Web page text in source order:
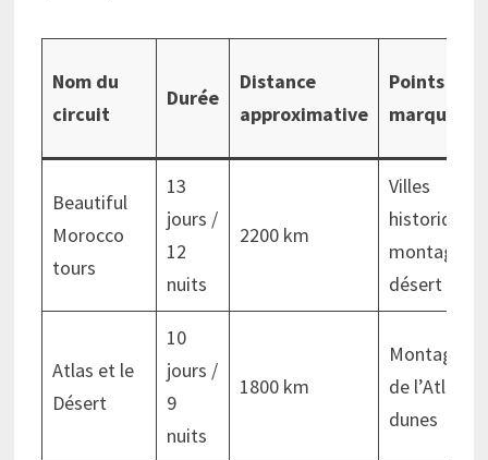
Nom du
circuit
Durée
Distance
approximative
Points
marquants
Beautiful
Morocco
tours
13
jours /
12
nuits
2200 km
Villes
historiques,
montagnes,
désert
Atlas et le
Désert
10
jours /
9
nuits
1800 km
Montagnes
de l’Atlas,
dunes